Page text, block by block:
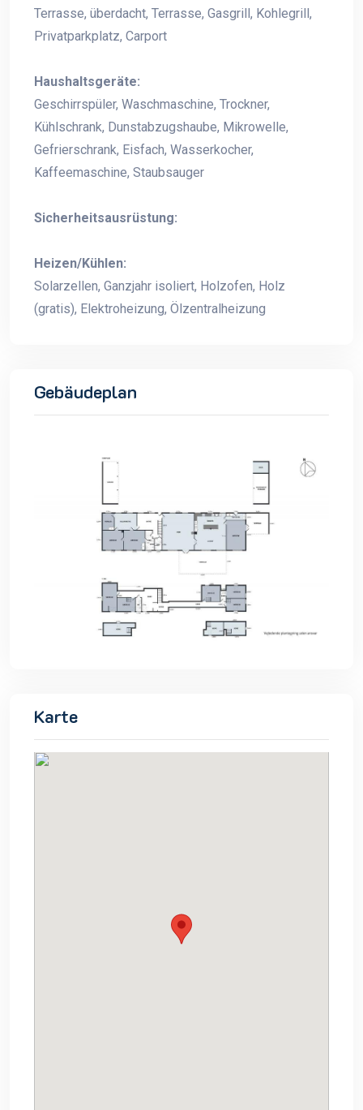
Terrasse, überdacht, Terrasse, Gasgrill, Kohlegrill,
Privatparkplatz, Carport
Haushaltsgeräte:
Geschirrspüler, Waschmaschine, Trockner,
Kühlschrank, Dunstabzugshaube, Mikrowelle,
Gefrierschrank, Eisfach, Wasserkocher,
Kaffeemaschine, Staubsauger
Sicherheitsausrüstung:
Heizen/Kühlen:
Solarzellen, Ganzjahr isoliert, Holzofen, Holz
(gratis), Elektroheizung, Ölzentralheizung
Gebäudeplan
Karte